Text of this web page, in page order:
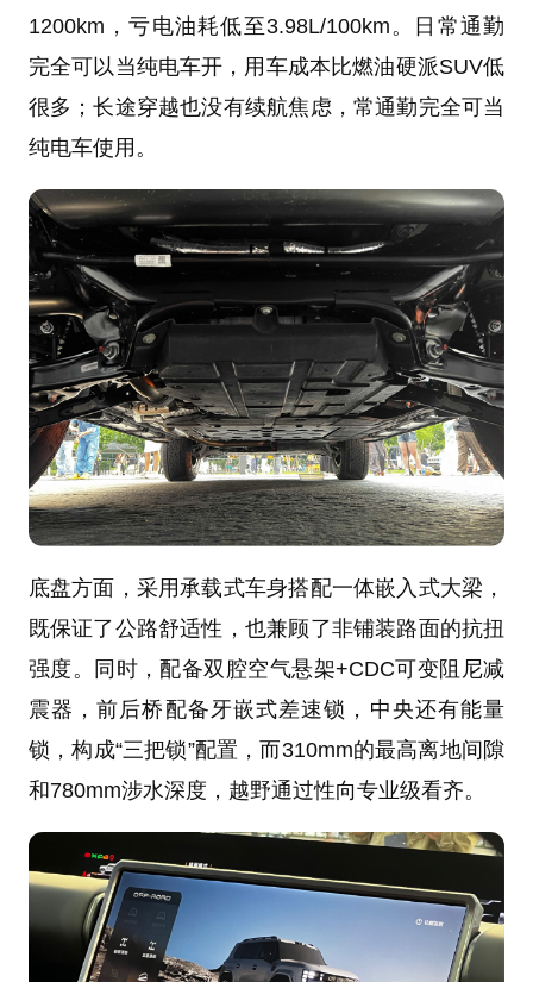
1200km，亏电油耗低至3.98L/100km。日常通勤
完全可以当纯电车开，用车成本比燃油硬派SUV低
很多；长途穿越也没有续航焦虑，常通勤完全可当
纯电车使用。
底盘方面，采用承载式车身搭配一体嵌入式大梁，
既保证了公路舒适性，也兼顾了非铺装路面的抗扭
强度。同时，配备双腔空气悬架+CDC可变阻尼减
震器，前后桥配备牙嵌式差速锁，中央还有能量
锁，构成“三把锁”配置，而310mm的最高离地间隙
和780mm涉水深度，越野通过性向专业级看齐。